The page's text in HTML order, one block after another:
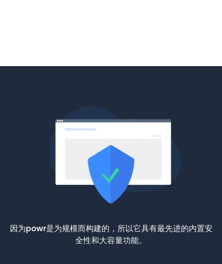
因为powr是为规模而构建的，所以它具有最先进的内置安
全性和大容量功能。